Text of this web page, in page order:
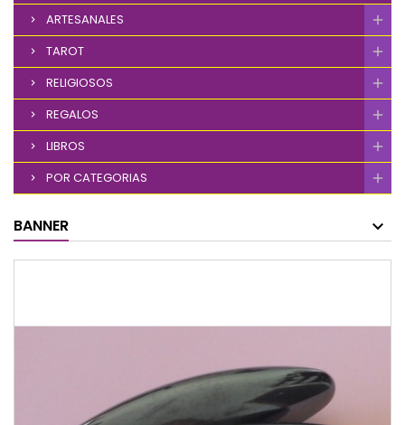
ARTESANALES
TAROT
RELIGIOSOS
REGALOS
LIBROS
POR CATEGORIAS
BANNER